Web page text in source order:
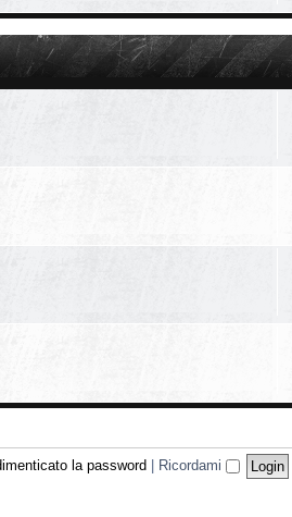
la password Ricordami